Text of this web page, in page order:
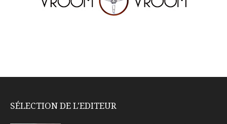
SÉLECTION DE L'EDITEUR